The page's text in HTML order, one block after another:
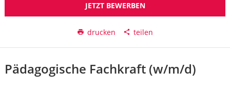
JETZT BEWERBEN
drucken teilen
Pädagogische Fachkraft (w/m/d)